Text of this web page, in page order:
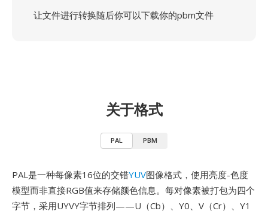
让文件进行转换随后你可以下载你的pbm文件
关于格式
PAL PBM
PAL是一种每像素16位的交错YUV图像格式，使用亮度-色度
模型而非直接RGB值来存储颜色信息。每对像素被打包为四个
字节，采用UYVY字节排列——U（Cb）、Y0、V（Cr）、Y1